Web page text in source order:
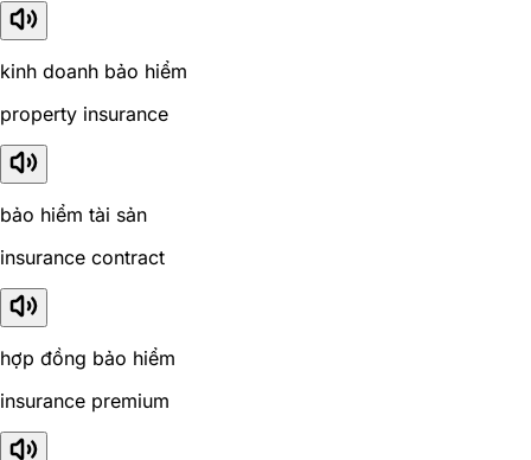
kinh doanh bảo hiểm
property insurance
bảo hiểm tài sản
insurance contract
hợp đồng bảo hiểm
insurance premium